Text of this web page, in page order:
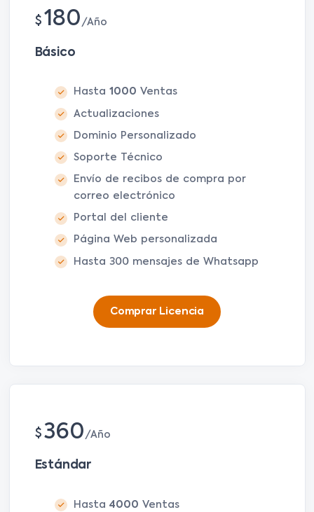
$ 180 Año
Básico
Hasta1000 Ventas
Actualizaciones
Dominio Personalizado
Soporte Técnico
Envío de recibos de compra por
correo electrónico
Portal del cliente
Página Web personalizada
Hasta 300 mensajes de Whatsapp
Comprar Licencia
$ 360 Año
Estándar
Hasta4000 Ventas